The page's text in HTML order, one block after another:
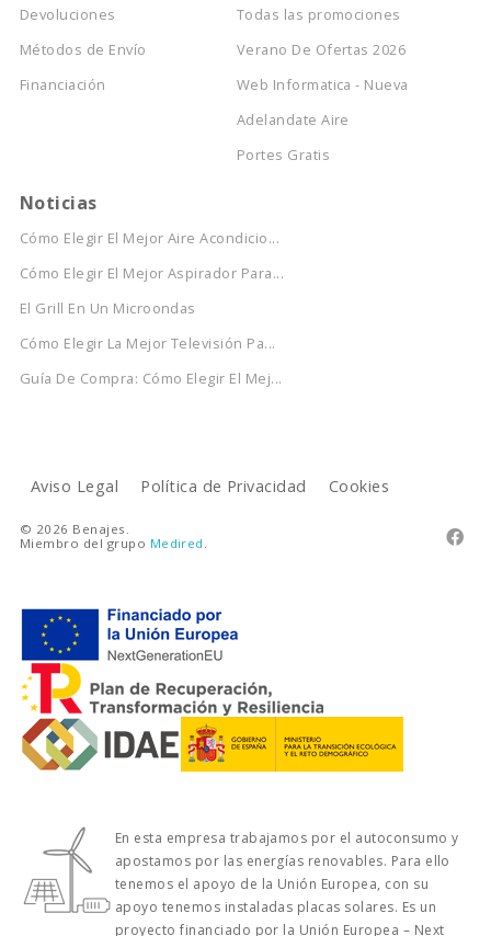
Devoluciones
Métodos de Envío
Financiación
Todas las promociones
Verano De Ofertas 2026
Web Informatica - Nueva
Adelandate Aire
Portes Gratis
Noticias
Cómo Elegir El Mejor Aire Acondicio...
Cómo Elegir El Mejor Aspirador Para...
El Grill En Un Microondas
Cómo Elegir La Mejor Televisión Pa...
Guía De Compra: Cómo Elegir El Mej...
Aviso Legal Política de Privacidad Cookies

© 2026 Benajes.
Miembro del grupo Medired .
En esta empresa trabajamos por el autoconsumo y
apostamos por las energías renovables. Para ello
tenemos el apoyo de la Unión Europea, con su
apoyo tenemos instaladas placas solares. Es un
proyecto financiado por la Unión Europea – Next